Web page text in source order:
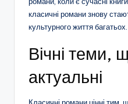
класичні романи знову
культурного життя багатьох.
Вічні теми,
актуальні